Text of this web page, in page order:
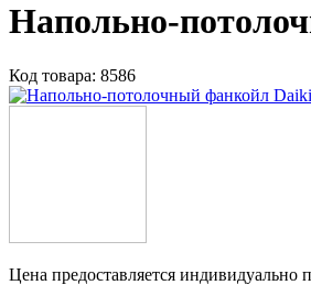
Напольно-
Код товара: 8586
Цена предоставляется индивидуально